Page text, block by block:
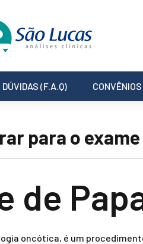
DÚVIDAS (F.A.Q) CONVÊNIOS
para o
de
oncótica, é um